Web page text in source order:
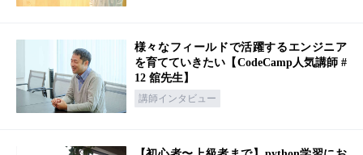
様々なフィールドで活躍するエンジニア
を育てていきたい【CodeCamp人気講師 #
12 舘先生】
講師インタビュー